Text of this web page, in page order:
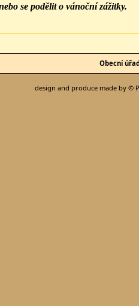
se podělit o vánoční zážitky.
Obecní
design and produce made by ©